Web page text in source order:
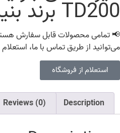
TD200 برند بنیزان
📢 تمامی محصولات قابل سفارش
می‌توانید از طریق تماس با ما، استعلام
استعلام از فروشگاه
Description
Reviews (0)